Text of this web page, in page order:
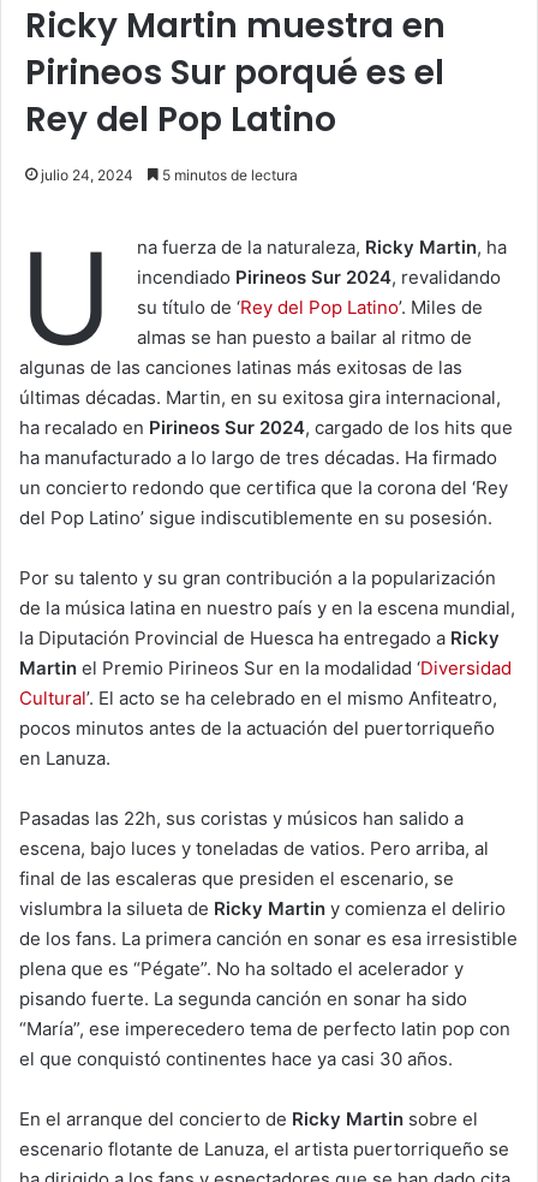
Ricky Martin muestra en
Pirineos Sur porqué es el
Rey del Pop Latino
julio 24, 2024 5 minutos de lectura
U na fuerza de la naturaleza, Ricky Martin, ha
incendiado Pirineos Sur 2024, revalidando
su título de ‘Rey del Pop Latino’. Miles de
almas se han puesto a bailar al ritmo de
algunas de las canciones latinas más exitosas de las
últimas décadas. Martin, en su exitosa gira internacional,
ha recalado en Pirineos Sur 2024, cargado de los hits que
ha manufacturado a lo largo de tres décadas. Ha firmado
un concierto redondo que certifica que la corona del ‘Rey
del Pop Latino’ sigue indiscutiblemente en su posesión.
Por su talento y su gran contribución a la popularización
de la música latina en nuestro país y en la escena mundial,
la Diputación Provincial de Huesca ha entregado a Ricky
Martin el Premio Pirineos Sur en la modalidad ‘Diversidad
Cultural’. El acto se ha celebrado en el mismo Anfiteatro,
pocos minutos antes de la actuación del puertorriqueño
en Lanuza.
Pasadas las 22h, sus coristas y músicos han salido a
escena, bajo luces y toneladas de vatios. Pero arriba, al
final de las escaleras que presiden el escenario, se
vislumbra la silueta de Ricky Martin y comienza el delirio
de los fans. La primera canción en sonar es esa irresistible
plena que es “Pégate”. No ha soltado el acelerador y
pisando fuerte. La segunda canción en sonar ha sido
“María”, ese imperecedero tema de perfecto latin pop con
el que conquistó continentes hace ya casi 30 años.
En el arranque del concierto de Ricky Martin sobre el
escenario flotante de Lanuza, el artista puertorriqueño se